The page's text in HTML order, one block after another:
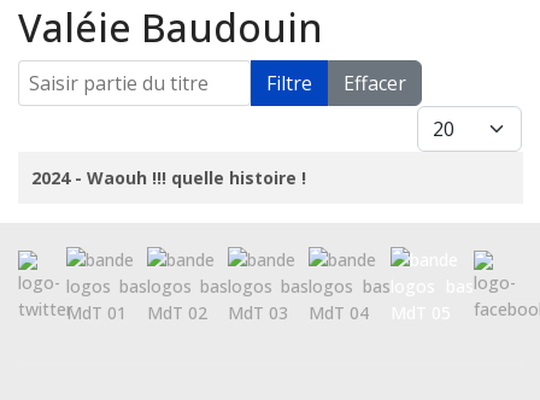
Valéie Baudouin
Saisir partie du titre Filtre Effacer
Afficher #
Titre
2024 - Waouh !!! quelle histoire !